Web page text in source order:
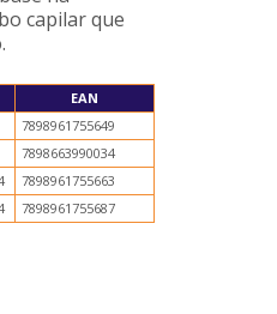
capilar que
EAN
7898961755649
7898663990034
7898961755663
7898961755687